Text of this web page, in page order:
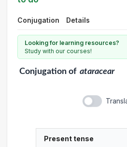
Conjugation Details
Looking for learning resources?
Study with our courses!
Conjugationof ataracear
Present tense